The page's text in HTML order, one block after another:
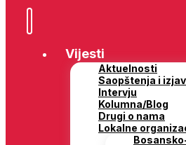
Vijesti
Aktuelnosti
Saopštenja i
Intervju
Kolumna/Blog
Drugi o nama
Lokalne